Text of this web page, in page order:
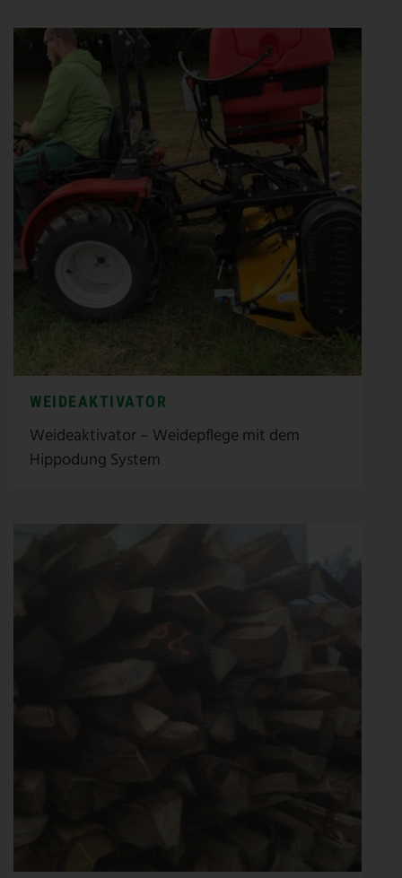
WEIDEAKTIVATOR
Weideaktivator – Weidepflege mit dem
Hippodung System